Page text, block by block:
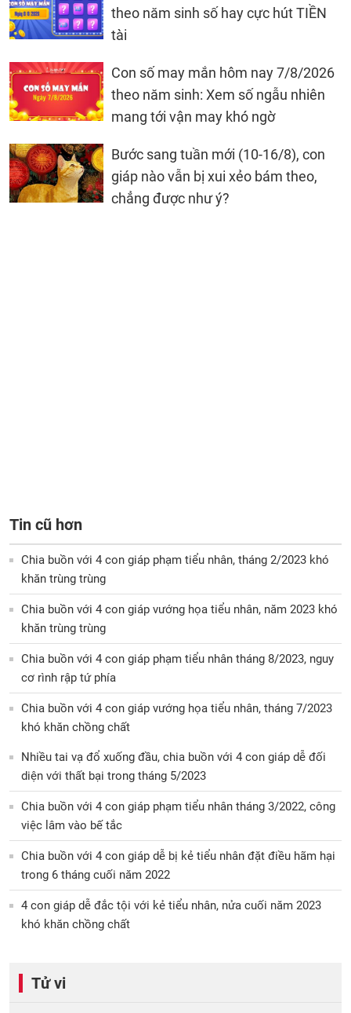
theo năm sinh số hay cực hút TIỀN
tài
Con số may mắn hôm nay 7/8/2026
theo năm sinh: Xem số ngẫu nhiên
mang tới vận may khó ngờ
Bước sang tuần mới (10-16/8), con
giáp nào vẫn bị xui xẻo bám theo,
chẳng được như ý?
Tin cũ hơn
Chia buồn với 4 con giáp phạm tiểu nhân, tháng 2/2023 khó
khăn trùng trùng
Chia buồn với 4 con giáp vướng họa tiểu nhân, năm 2023 khó
khăn trùng trùng
Chia buồn với 4 con giáp phạm tiểu nhân tháng 8/2023, nguy
cơ rình rập tứ phía
Chia buồn với 4 con giáp vướng họa tiểu nhân, tháng 7/2023
khó khăn chồng chất
Nhiều tai vạ đổ xuống đầu, chia buồn với 4 con giáp dễ đối
diện với thất bại trong tháng 5/2023
Chia buồn với 4 con giáp phạm tiểu nhân tháng 3/2022, công
việc lâm vào bế tắc
Chia buồn với 4 con giáp dễ bị kẻ tiểu nhân đặt điều hãm hại
trong 6 tháng cuối năm 2022
4 con giáp dễ đắc tội với kẻ tiểu nhân, nửa cuối năm 2023
khó khăn chồng chất
Tử vi